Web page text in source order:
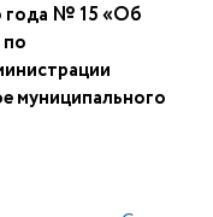
года № 15 «Об
муниципального